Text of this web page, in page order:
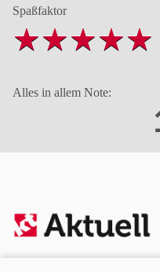
Spaßfaktor
Alles in allem Note: